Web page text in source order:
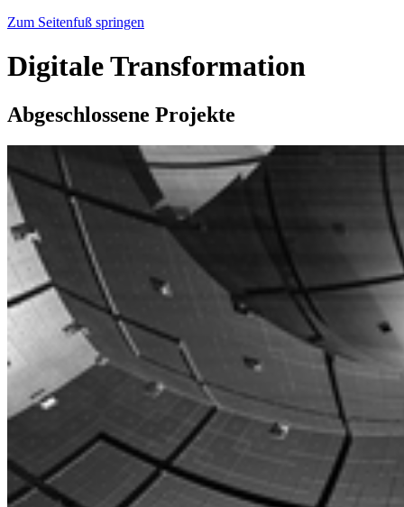
Zum Seitenfuß springen
Digitale Transformation
Abgeschlossene Projekte